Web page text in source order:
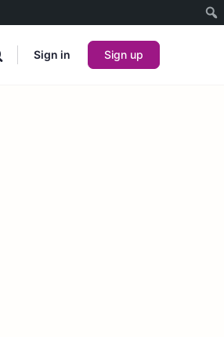
Sign in Sign up